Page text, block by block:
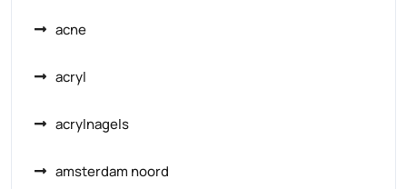
acne
acryl
acrylnagels
amsterdam noord